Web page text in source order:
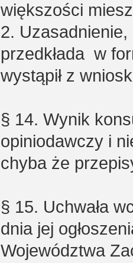
większości
2.
przedkłada w
wystąpił z
§ 14. Wynik
opiniodawczy i
chyba że
§ 15. Uchwała
dnia jej
Województwa